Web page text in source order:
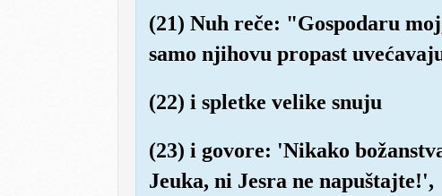
(21) Nuh reče: "Gospodaru
samo njihovu propast
(22) i spletke velike snuju
(23) i govore: 'Nikako
Jeuka, ni Jesra ne napuštajte!',